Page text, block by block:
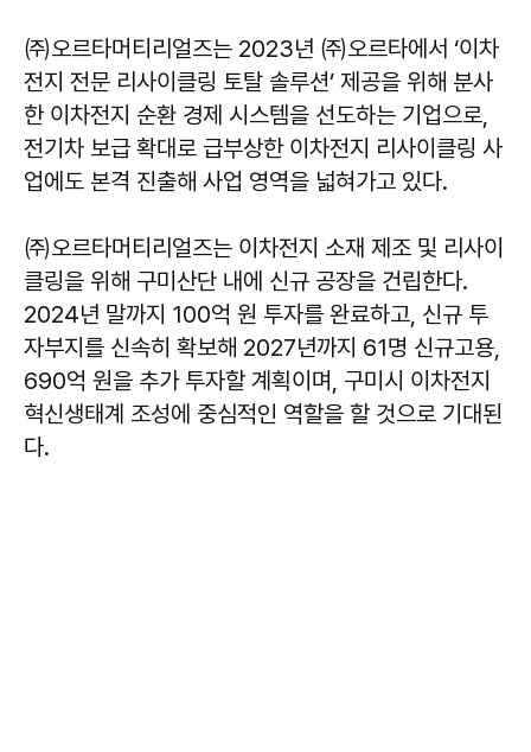
㈜오르타머티리얼즈는 2023년 ㈜오르타에서 ‘이차
전지 전문 리사이클링 토탈 솔루션’ 제공을 위해 분사
한 이차전지 순환 경제 시스템을 선도하는 기업으로,
전기차 보급 확대로 급부상한 이차전지 리사이클링 사
업에도 본격 진출해 사업 영역을 넓혀가고 있다.
㈜오르타머티리얼즈는 이차전지 소재 제조 및 리사이
클링을 위해 구미산단 내에 신규 공장을 건립한다.
2024년 말까지 100억 원 투자를 완료하고, 신규 투
자부지를 신속히 확보해 2027년까지 61명 신규고용,
690억 원을 추가 투자할 계획이며, 구미시 이차전지
혁신생태계 조성에 중심적인 역할을 할 것으로 기대된
다.